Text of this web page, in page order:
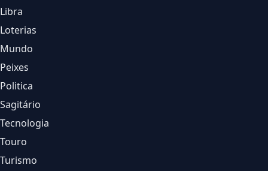
Libra
Loterias
Mundo
Peixes
Politica
Sagitário
Tecnologia
Touro
Turismo